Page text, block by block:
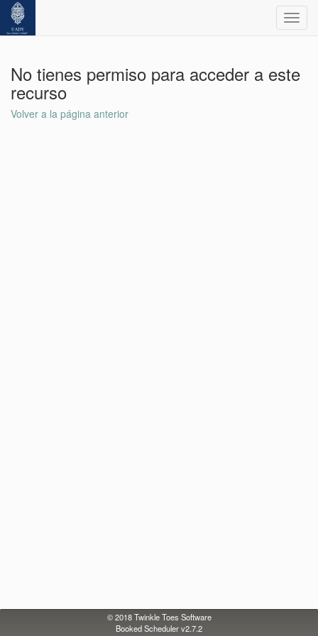
No tienes permiso para acceder a este
recurso
Volver a la página anterior
© 2018Twinkle Toes Software
Booked Scheduler v2.7.2